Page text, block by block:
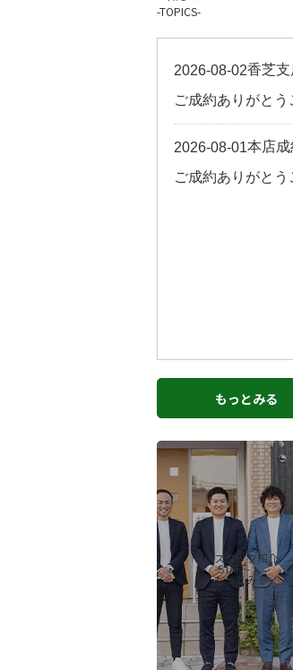
お客様の声
来店予約
よくある質問
サイトマップ
お問い合わせ
-TOPICS-
もっとみる
スタッフ紹介
-STAFF-
もっとみる